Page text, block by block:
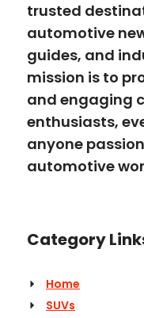
trusted
automotive
guides, and
mission is to
and engaging
enthusiasts,
anyone
automotive
Category
Home
SUVs